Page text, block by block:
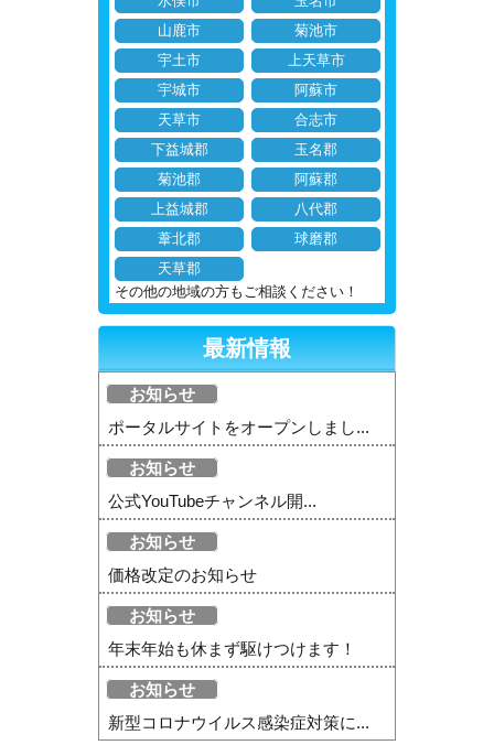
山鹿市
菊池市
宇土市
上天草市
宇城市
阿蘇市
天草市
合志市
下益城郡
玉名郡
菊池郡
阿蘇郡
上益城郡
八代郡
葦北郡
球磨郡
天草郡
その他の地域の方もご相談ください！
最新情報
お知らせ
ポータルサイトをオープンしまし...
お知らせ
公式YouTubeチャンネル開...
お知らせ
価格改定のお知らせ
お知らせ
年末年始も休まず駆けつけます！
お知らせ
新型コロナウイルス感染症対策に...